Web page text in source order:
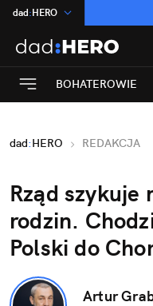
dad:HERO
:Temat
INN:Poland
ASZ:dziennik
Rozrywka
BOHATEROWIE
dad:HERO REDAKCJA
Rząd szykuje
rodzin.
Polski do
Artur